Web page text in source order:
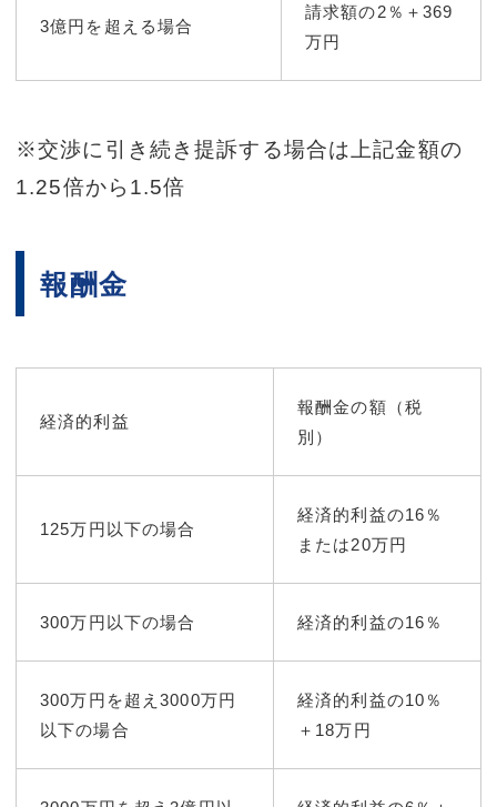
3億円を超える場合
請求額の2％＋369
万円
※交渉に引き続き提訴する場合は上記金額の
1.25倍から1.5倍
報酬金
経済的利益
報酬金の額（税
別）
125万円以下の場合
経済的利益の16％
または20万円
300万円以下の場合 経済的利益の16％
300万円を超え3000万円
以下の場合
経済的利益の10％
＋18万円